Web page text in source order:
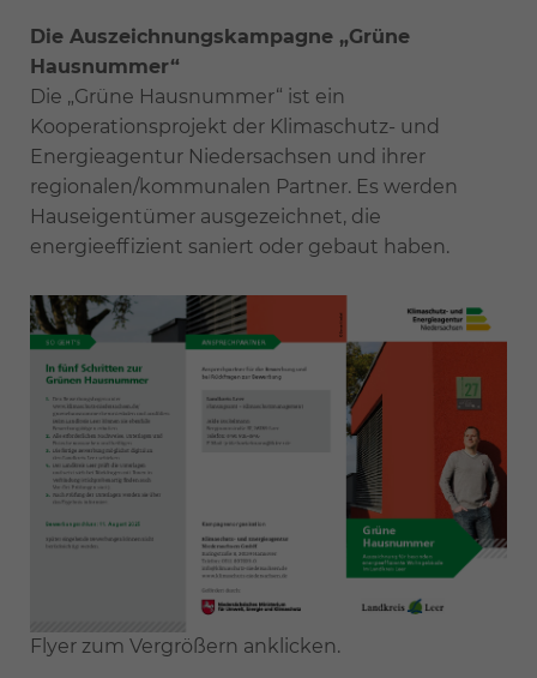
Die Auszeichnungskampagne „Grüne
Hausnummer“
Die „Grüne Hausnummer“ ist ein
Kooperationsprojekt der Klimaschutz- und
Energieagentur Niedersachsen und ihrer
regionalen/kommunalen Partner. Es werden
Hauseigentümer ausgezeichnet, die
energieeffizient saniert oder gebaut haben.
Flyer zum Vergrößern anklicken.